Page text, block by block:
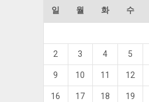
일 월 화 수
2 3 4 5
9 10 11 12
16 17 18 19